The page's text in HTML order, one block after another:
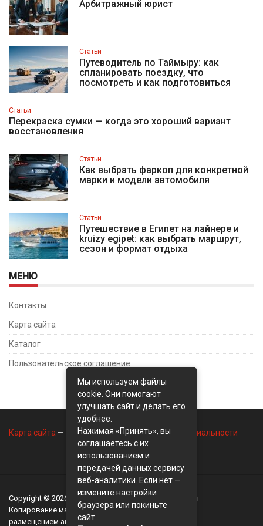
Арбитражный юрист
Статьи
Путеводитель по Таймыру: как
спланировать поездку, что
посмотреть и как подготовиться
Статьи
Перекраска сумки — когда это хороший вариант
восстановления
Статьи
Как выбрать фаркоп для конкретной
марки и модели автомобиля
Статьи
Путешествие в Египет на лайнере и
kruizy egipet: как выбрать маршрут,
сезон и формат отдыха
МЕНЮ
Контакты
Карта сайта
Каталог
Пользовательское соглашение
Карта сайта — Контакты— Политика конфиденциальности
Copyright © 2026 BusinessMix- Экономика и финансы
Копирование материалов разрешается, только с
размещением активной ссылки на сайт
Мы используем файлы
cookie. Они помогают
улучшать сайт и делать его
удобнее.
Нажимая «Принять», вы
соглашаетесь с их
использованием и
передачей данных сервису
веб-аналитики. Если нет —
измените настройки
браузера или покиньте
сайт.